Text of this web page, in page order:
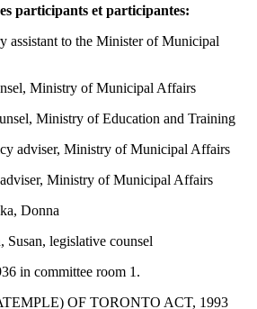
participants et participantes:
assistant to the Minister of Municipal
Ministry of Municipal Affairs
Ministry of Education and Training
adviser, Ministry of Municipal Affairs
Ministry of Municipal Affairs
Donna
Susan, legislative counsel
in committee room 1.
OF TORONTO ACT, 1993